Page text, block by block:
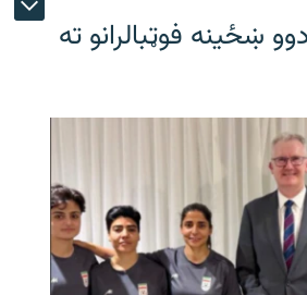
ښځینه فوټبالرانو ته